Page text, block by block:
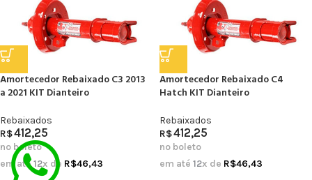
Amortecedor Rebaixado C3 2013
a 2021 KIT Dianteiro
Rebaixados
R$412,25
no boleto
em até12x de R$46,43
Amortecedor Rebaixado C4
Hatch KIT Dianteiro
Rebaixados
R$412,25
no boleto
em até 12x de R$46,43